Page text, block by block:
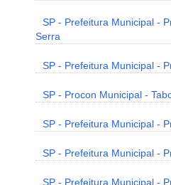
SP - Prefeitura Municipal -
Serra
SP - Prefeitura Municipal -
SP - Procon Municipal -
SP - Prefeitura Municipal -
SP - Prefeitura Municipal -
SP - Prefeitura Municipal -